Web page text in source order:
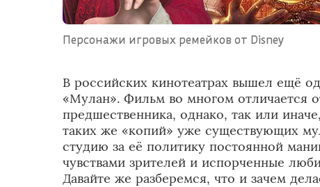
Персонажи игровых ремейков от Disney
В российских кинотеатрах вышел ещё
«Мулан». Фильм во многом отличается
предшественника, однако, так или
таких же «копий» уже существующих
студию за её политику постоянной
чувствами зрителей и испорченные
Давайте же разберемся, что и зачем